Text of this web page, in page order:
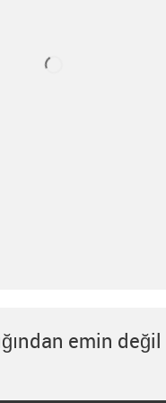
emin değil